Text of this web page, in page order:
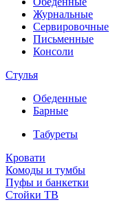
Журнальные
Сервировочные
Письменные
Консоли
Стулья
Обеденные
Барные
Табуреты
Кровати
Комоды и тумбы
Пуфы и банкетки
Стойки ТВ